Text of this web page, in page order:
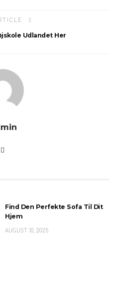
Udlandet Her
Find Den Perfekte Sofa Til Dit
Hjem
AUGUST 10, 2025